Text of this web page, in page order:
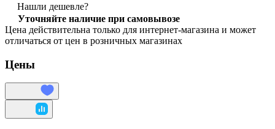
Нашли дешевле?
Уточняйте наличие при самовывозе
Цена действительна только для интернет-магазина и может
отличаться от цен в розничных магазинах
Цены